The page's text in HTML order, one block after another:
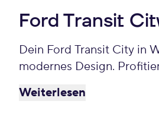
Ford Transit
Dein Ford Transit City in
modernes Design.
Weiterlesen